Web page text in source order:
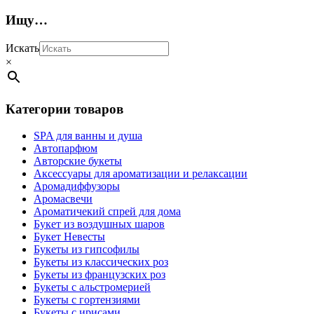
Ищу…
Искать
×
Категории товаров
SPA для ванны и душа
Автопарфюм
Авторские букеты
Аксессуары для ароматизации и релаксации
Аромадиффузоры
Аромасвечи
Ароматичекий спрей для дома
Букет из воздушных шаров
Букет Невесты
Букеты из гипсофилы
Букеты из классических роз
Букеты из французских роз
Букеты с альстромерией
Букеты с гортензиями